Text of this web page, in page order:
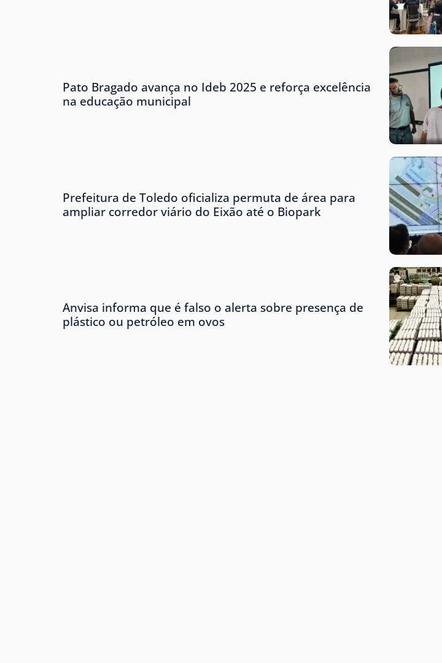
Pato Bragado avança no Ideb 2025 e reforça excelência
na educação municipal
Prefeitura de Toledo oficializa permuta de área para
ampliar corredor viário do Eixão até o Biopark
Anvisa informa que é falso o alerta sobre presença de
plástico ou petróleo em ovos